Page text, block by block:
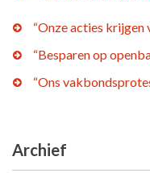
“Onze acties krijgen
“Besparen op
“Ons
Archief